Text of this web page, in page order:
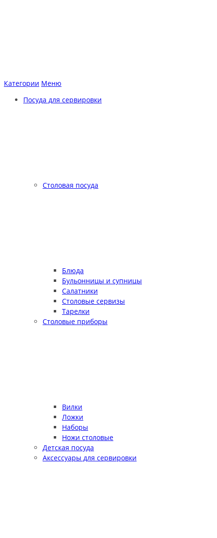
Категории Меню
Посуда для сервировки
Столовая посуда
Блюда
Бульонницы и супницы
Салатники
Столовые сервизы
Тарелки
Столовые приборы
Вилки
Ложки
Наборы
Ножи столовые
Детская посуда
Аксессуары для сервировки